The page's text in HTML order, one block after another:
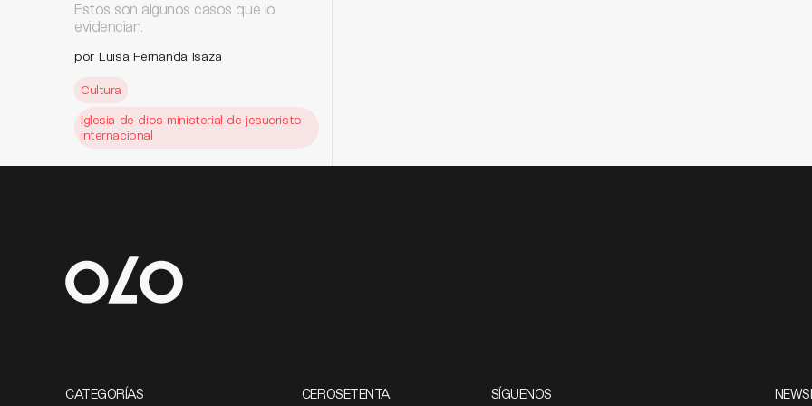
Estos son algunos casos que lo
evidencian.
por Luisa Fernanda Isaza
Cultura
iglesia de dios ministerial de jesucristo
internacional
CATEGORÍAS CEROSETENTA SÍGUENOS